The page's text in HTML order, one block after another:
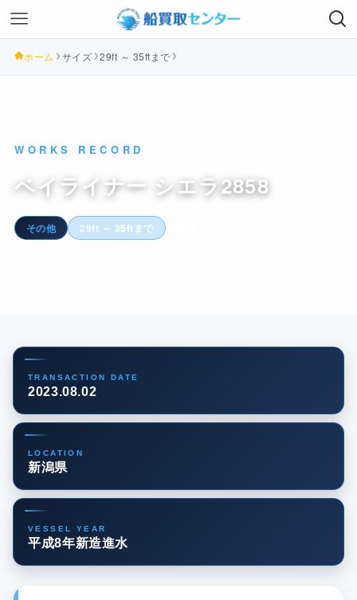
ホーム サイズ 29ft ～ 35ftまで
WORKS RECORD
ベイライナー シエラ2858
その他 29ft ～ 35ftまで
TRANSACTION DATE
2023.08.02
LOCATION
新潟県
VESSEL YEAR
平成8年新造進水